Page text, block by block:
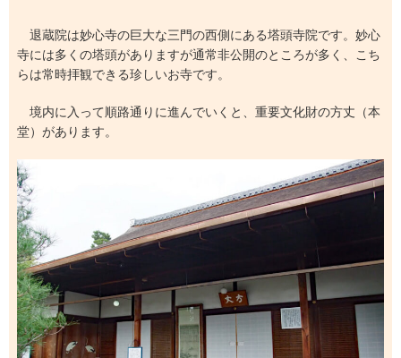
退蔵院は妙心寺の巨大な三門の西側にある塔頭寺院です。妙心
寺には多くの塔頭がありますが通常非公開のところが多く、こち
らは常時拝観できる珍しいお寺です。
境内に入って順路通りに進んでいくと、重要文化財の方丈（本
堂）があります。